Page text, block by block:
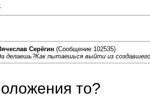
Серёгин (Сообщение 102535)
пытаешься выйти из
то?